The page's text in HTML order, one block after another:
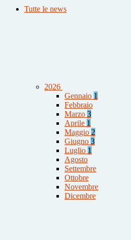
Tutte le news
2026
Gennaio 1
Febbraio
Marzo 3
Aprile 1
Maggio 2
Giugno 3
Luglio 1
Agosto
Settembre
Ottobre
Novembre
Dicembre